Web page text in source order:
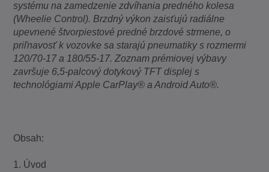
systému na zamedzenie zdvíhania predného kolesa
(Wheelie Control). Brzdný výkon zaisťujú radiálne
upevnené štvorpiestové predné brzdové strmene, o
priľnavosť k vozovke sa starajú pneumatiky s rozmermi
120/70-17 a 180/55-17. Zoznam prémiovej výbavy
završuje 6,5-palcový dotykový TFT displej s
technológiami Apple CarPlay® a Android Auto®.
Obsah:
1. Úvod